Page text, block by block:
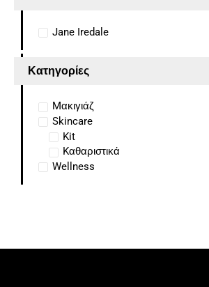
Jane Iredale
Κατηγορίες
Mακιγιάζ
Skincare
Kit
Kαθαριστικά
Wellness